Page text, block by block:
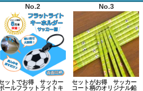
No.2
ットでお得 サッカー
ールフラットライトキ
No.3
セットがお得 サッカー
コート柄のオリジナル鉛